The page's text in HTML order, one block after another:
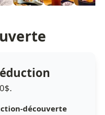
découverte